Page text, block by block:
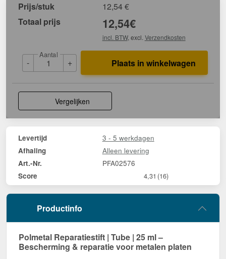
Prijs/stuk 12,54€
Totaal prijs
12,54€
incl. BTW, excl. Verzendkosten
-
Aantal
+ Plaats in winkelwagen
Vergelijken
Levertijd 3 - 5 werkdagen
Afhaling Alleen levering
Art.-Nr. PFA02576
Score 4,31 (16)
Productinfo
Polmetal Reparatiestift | Tube | 25 ml –
Bescherming & reparatie voor metalen platen